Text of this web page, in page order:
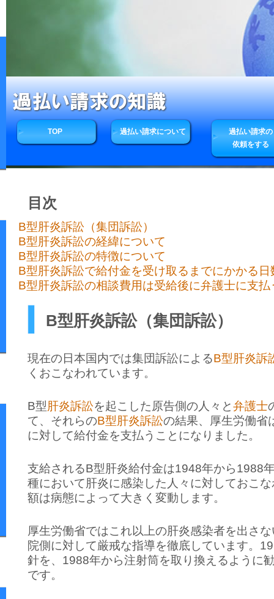
TOP 過払い請求について
過払い請求の
依頼をする
目次
B型肝炎訴訟（集団訴訟）
B型肝炎訴訟の経緯について
B型肝炎訴訟の特徴について
B型肝炎訴訟で給付金を受け取るまでにかかる日
B型肝炎訴訟の相談費用は受給後に弁護士に支払
B型肝炎訴訟（集団訴訟）
現在の日本国内では集団訴訟によるB型肝炎訴
くおこなわれています。
B型肝炎訴訟を起こした原告側の人々と弁護士
て、それらのB型肝炎訴訟の結果、厚生労働省
に対して給付金を支払うことになりました。
支給されるB型肝炎給付金は1948年から1988
種において肝炎に感染した人々に対しておこ
額は病態によって大きく変動します。
厚生労働省ではこれ以上の肝炎感染者を出さ
院側に対して厳戒な指導を徹底しています。
針を、1988年から注射筒を取り換えるように
です。